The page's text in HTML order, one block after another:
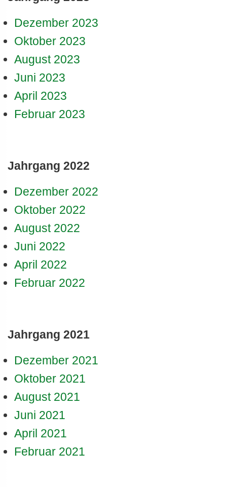
Dezember 2023
Oktober 2023
August 2023
Juni 2023
April 2023
Februar 2023
Jahrgang 2022
Dezember 2022
Oktober 2022
August 2022
Juni 2022
April 2022
Februar 2022
Jahrgang 2021
Dezember 2021
Oktober 2021
August 2021
Juni 2021
April 2021
Februar 2021